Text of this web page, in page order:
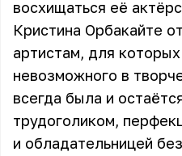
восхищаться её
Кристина Орбакайте
артистам, для
невозможного в
всегда была и
трудоголиком,
и обладательницей